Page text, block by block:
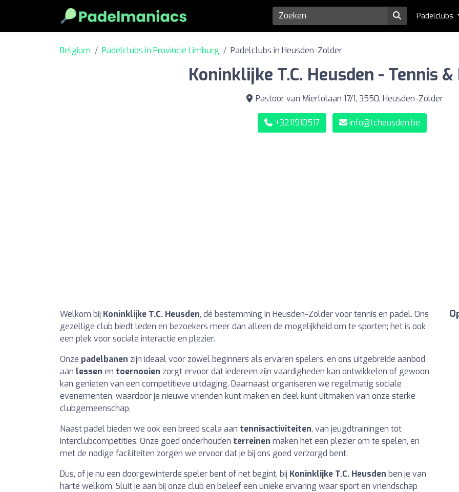
Padelclubs
Belgium Padelclubs in Provincie Limburg Padelclubs in Heusden-Zolder
Koninklijke T.C. Heusden - Tennis &
Pastoor van Mierlolaan 17/1, 3550, Heusden-Zolder
+3211910517 info@tcheusden.be
Welkom bij Koninklijke T.C. Heusden, dé bestemming in Heusden-Zolder voor tennis en padel. Ons
gezellige club biedt leden en bezoekers meer dan alleen de mogelijkheid om te sporten; het is ook
een plek voor sociale interactie en plezier.
Onze padelbanen zijn ideaal voor zowel beginners als ervaren spelers, en ons uitgebreide aanbod
aan lessen en toernooien zorgt ervoor dat iedereen zijn vaardigheden kan ontwikkelen of gewoon
kan genieten van een competitieve uitdaging. Daarnaast organiseren we regelmatig sociale
evenementen, waardoor je nieuwe vrienden kunt maken en deel kunt uitmaken van onze sterke
clubgemeenschap.
Naast padel bieden we ook een breed scala aan tennisactiviteiten, van jeugdtrainingen tot
interclubcompetities. Onze goed onderhouden terreinen maken het een plezier om te spelen, en
met de nodige faciliteiten zorgen we ervoor dat je bij ons goed verzorgd bent.
Dus, of je nu een doorgewinterde speler bent of net begint, bij Koninklijke T.C. Heusden ben je van
harte welkom. Sluit je aan bij onze club en beleef een unieke ervaring waar sport en vriendschap